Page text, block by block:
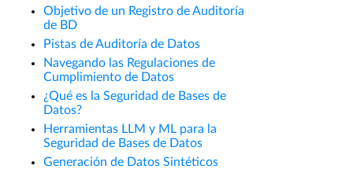
Objetivo de un Registro de Auditoría
de BD
Pistas de Auditoría de Datos
Navegando las Regulaciones de
Cumplimiento de Datos
¿Qué es la Seguridad de Bases de
Datos?
Herramientas LLM y ML para la
Seguridad de Bases de Datos
Generación de Datos Sintéticos